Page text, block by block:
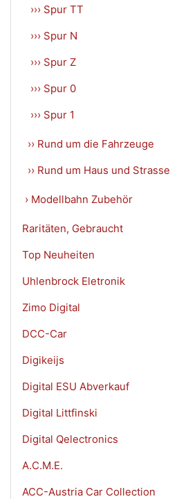
››› Spur TT
››› Spur N
››› Spur Z
››› Spur 0
››› Spur 1
›› Rund um die Fahrzeuge
›› Rund um Haus und Strasse
› Modellbahn Zubehör
Raritäten, Gebraucht
Top Neuheiten
Uhlenbrock Eletronik
Zimo Digital
DCC-Car
Digikeijs
Digital ESU Abverkauf
Digital Littfinski
Digital Qelectronics
A.C.M.E.
ACC-Austria Car Collection